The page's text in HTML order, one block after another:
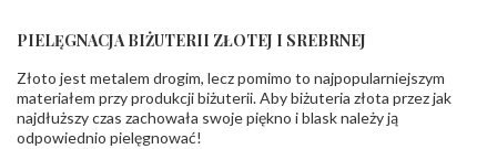
INNE PARAMETRY
Producent
odpowiedzialny:
Łazur sp.j. Kowalowy 134 38-200 Jasło; NIP:
6850004631; tel.13 44 56 100;
biuro@obraczki.pl ,PZ Stelmach Sp. z o.o. ul.
Północna 22 45-805 Opole; NIP 7542889545;
PIELĘGNACJA BIŻUTERII ZŁOTEJ I SREBRNEJ
Złoto jest metalem drogim, lecz pomimo to najpopularniejszym
materiałem przy produkcji biżuterii. Aby biżuteria złota przez jak
najdłuższy czas zachowała swoje piękno i blask należy ją
odpowiednio pielęgnować!